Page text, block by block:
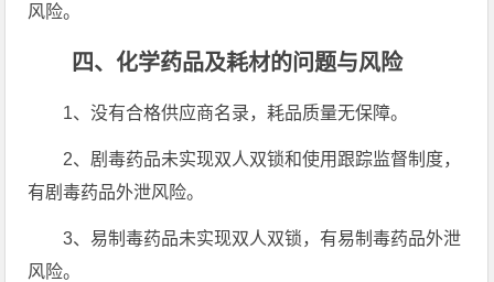
风险。
四、化学药品及耗材的问题与风险
1、没有合格供应商名录，耗品质量无保障。
2、剧毒药品未实现双人双锁和使用跟踪监督制度，
有剧毒药品外泄风险。
3、易制毒药品未实现双人双锁，有易制毒药品外泄
风险。